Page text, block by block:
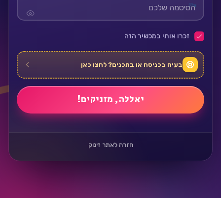
זכרו אותי במכשיר הזה
בעיה בכניסה או בתכנים? לחצו כאן
חזרה לאתר זינוק